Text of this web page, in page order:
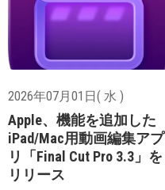
2026年07月01日( 水 )
Apple、機能を追加した
iPad/Mac用動画編集アプ
リ「Final Cut Pro 3.3」を
リリース